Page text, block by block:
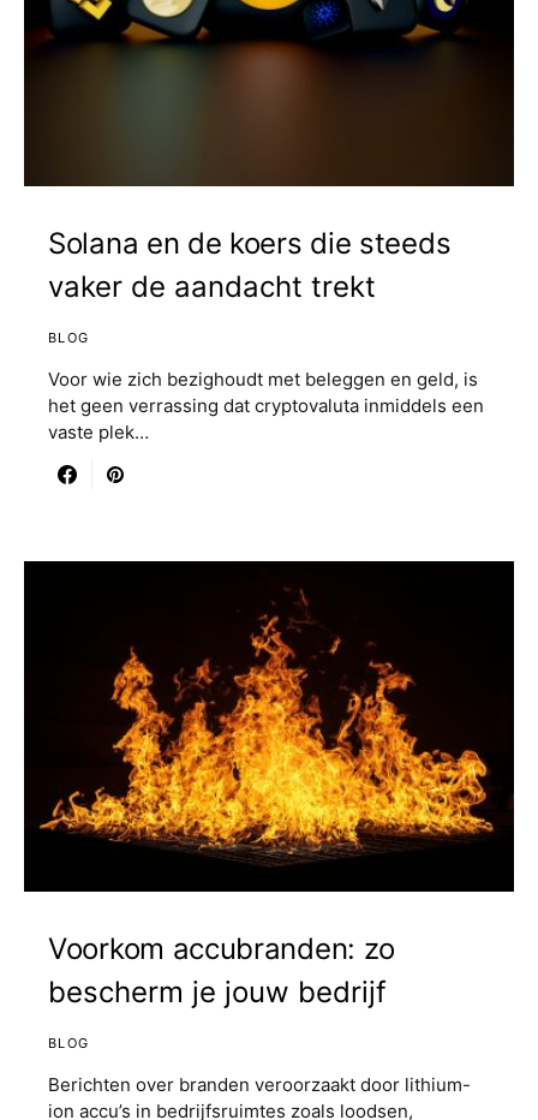
Solana en de koers die steeds
vaker de aandacht trekt
BLOG
Voor wie zich bezighoudt met beleggen en geld, is
het geen verrassing dat cryptovaluta inmiddels een
vaste plek…
Voorkom accubranden: zo
bescherm je jouw bedrijf
BLOG
Berichten over branden veroorzaakt door lithium-
ion accu’s in bedrijfsruimtes zoals loodsen,